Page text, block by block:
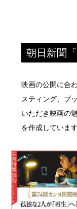
朝日新聞
映画の公開に合
スティング、ブ
いただき映画の
を作成しています